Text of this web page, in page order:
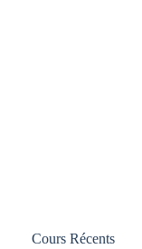
Cours Récents